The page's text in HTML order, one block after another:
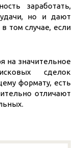
заработать,
но и дают
том случае, если
на значительное
сделок
формату, есть
отличают